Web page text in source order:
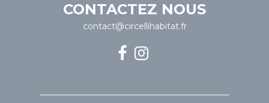
CONTACTEZ NOUS
contact@circellihabitat.fr